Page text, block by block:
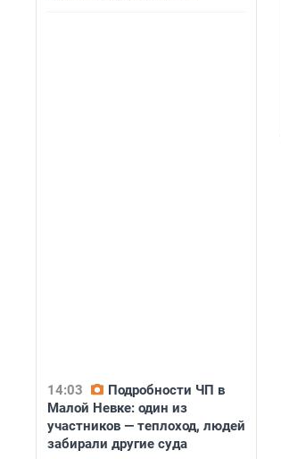
14:03
Подробности ЧП в
Малой Невке: один из
участников — теплоход, людей
забирали другие суда